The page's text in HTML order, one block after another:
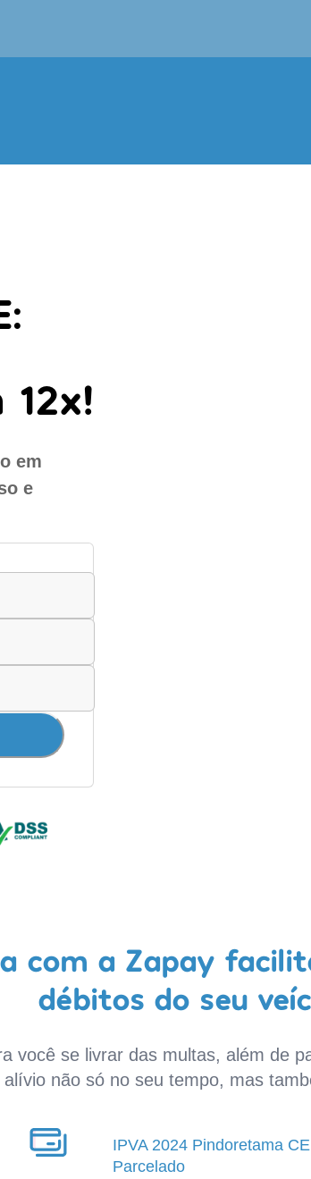
em
e
com a Zapay
débitos do seu
você se livrar das multas, além de
alívio não só no seu tempo, mas
IPVA 2024 Pindoretama CE
Parcelado